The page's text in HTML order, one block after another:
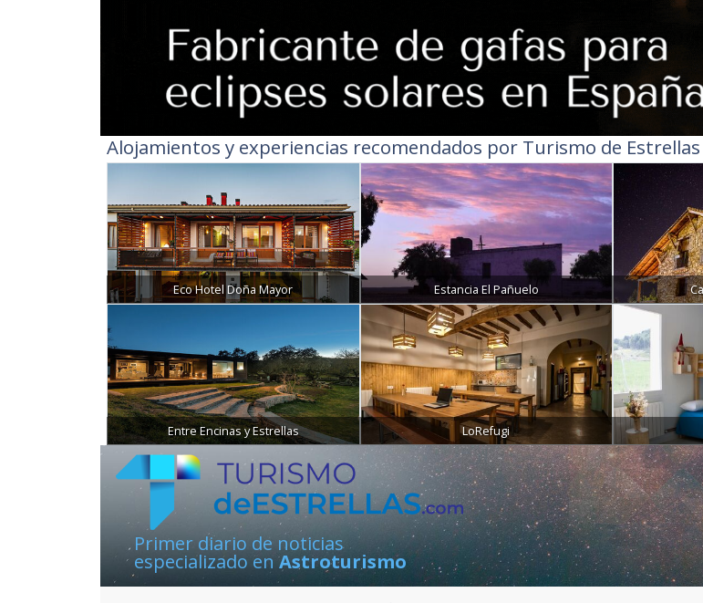
Alojamientos y experiencias recomendados por Turismo de Estrellas
Eco Hotel Doña Mayor Estancia El Pañuelo
Entre Encinas y Estrellas LoRefugi
Primer diario de noticias
especializado enAstroturismo